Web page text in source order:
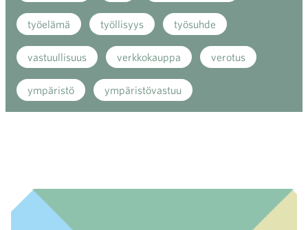
työelämä työllisyys työsuhde
vastuullisuus verkkokauppa verotus
ympäristö ympäristövastuu